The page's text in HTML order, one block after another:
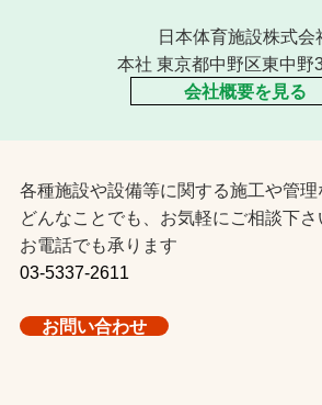
日本体育施設株式会
本社 東京都中野区東中野
会社概要を見る
各種施設や設備等に関する施工や管理
どんなことでも、お気軽にご相談下さ
お電話でも承ります
03-5337-2611
お問い合わせ